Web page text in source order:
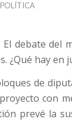
POLÍTICA
debate del
¿Qué hay en
de
con
prevé la